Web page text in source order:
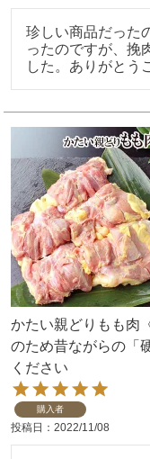
珍しい商品だった
ったのですが、挽
かたい親どりもも肉
のため昔ながらの「
ください
購入者
投稿日 2022/11/08